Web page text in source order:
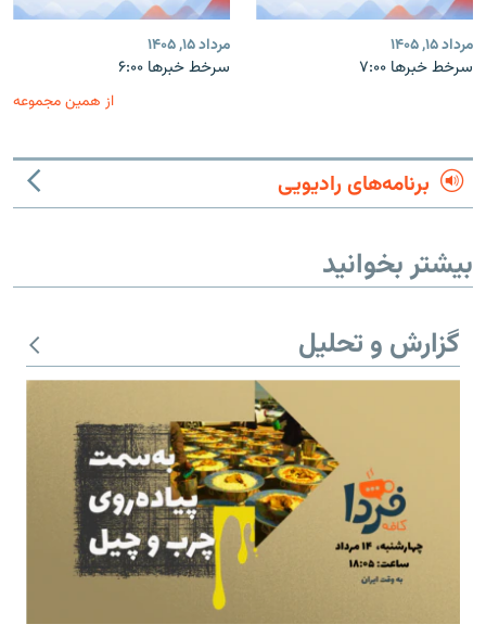
مرداد ۱۵, ۱۴۰۵
سرخط خبرها ۷:۰۰
مرداد ۱۵, ۱۴۰۵
سرخط خبرها ۶:۰۰
از همین مجموعه
برنامه‌های رادیویی
بیشتر بخوانید
گزارش و تحلیل